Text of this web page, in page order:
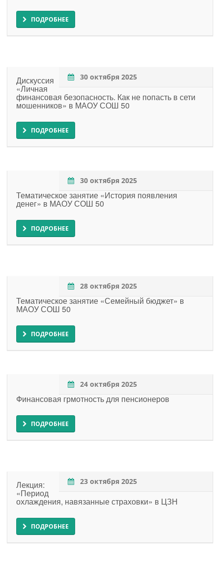
ПОДРОБНЕЕ
30 октября 2025
Дискуссия
«Личная
финансовая безопасность. Как не попасть в сети
мошенников» в МАОУ СОШ 50
ПОДРОБНЕЕ
30 октября 2025
Тематическое занятие «История появления
денег» в МАОУ СОШ 50
ПОДРОБНЕЕ
28 октября 2025
Тематическое занятие «Семейный бюджет» в
МАОУ СОШ 50
ПОДРОБНЕЕ
24 октября 2025
Финансовая грмотность для пенсионеров
ПОДРОБНЕЕ
23 октября 2025
Лекция:
«Период
охлаждения, навязанные страховки» в ЦЗН
ПОДРОБНЕЕ